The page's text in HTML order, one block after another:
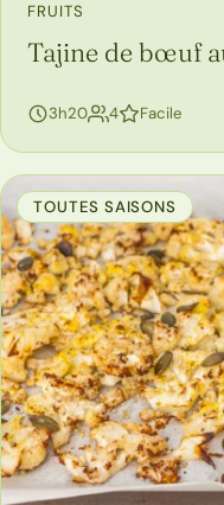
FRUITS
Tajine de bœuf
3h20 4personnes
Facile
TOUTES SAISONS